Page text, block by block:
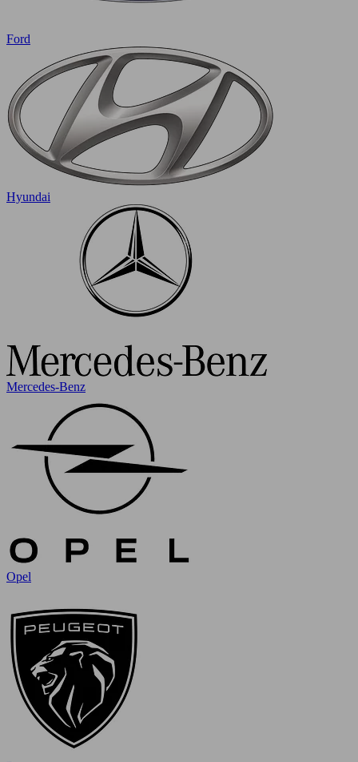
Ford
Hyundai
Mercedes-Benz
Opel